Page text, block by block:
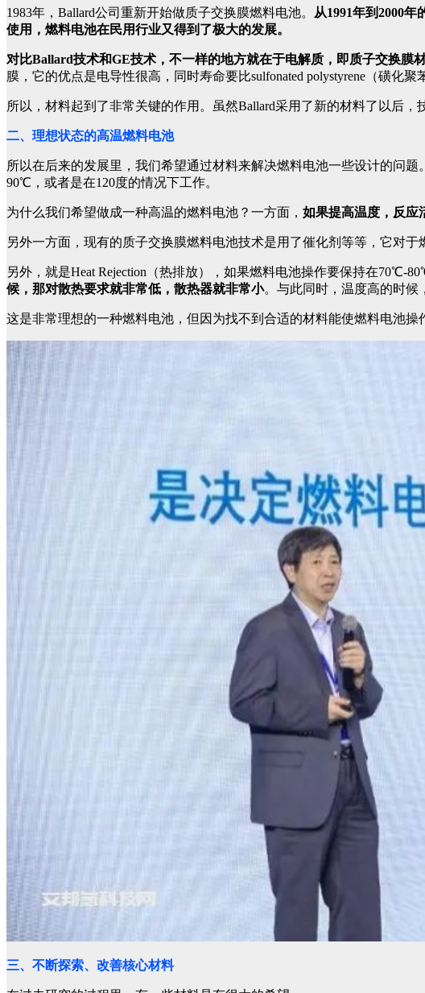
1983年，Ballard公司重新开始做质子交换膜燃料电池。 从1991年到2000
使用，燃料电池在民用行业又得到了极大的发展。
对比Ballard技术和GE技术，不一样的地方就在于电解质，即质子交换膜材
膜，它的优点是电导性很高，同时寿命要比sulfonated polystyrene（磺化
所以，材料起到了非常关键的作用。虽然Ballard采用了新的材料了以后
二、理想状态的高温燃料电池
所以在后来的发展里，我们希望通过材料来解决燃料电池一些设计的问
90℃，或者是在120度的情况下工作。
为什么我们希望做成一种高温的燃料电池？一方面， 如果提高温度，反应
另外一方面，现有的质子交换膜燃料电池技术是用了催化剂等等，它对
另外，就是Heat Rejection（热排放），如果燃料电池操作要保持在70℃-
候，那对散热要求就非常低，散热器就非常小。与此同时，温度高的时候
这是非常理想的一种燃料电池，但因为找不到合适的材料能使燃料电池
三、不断探索、改善核心材料